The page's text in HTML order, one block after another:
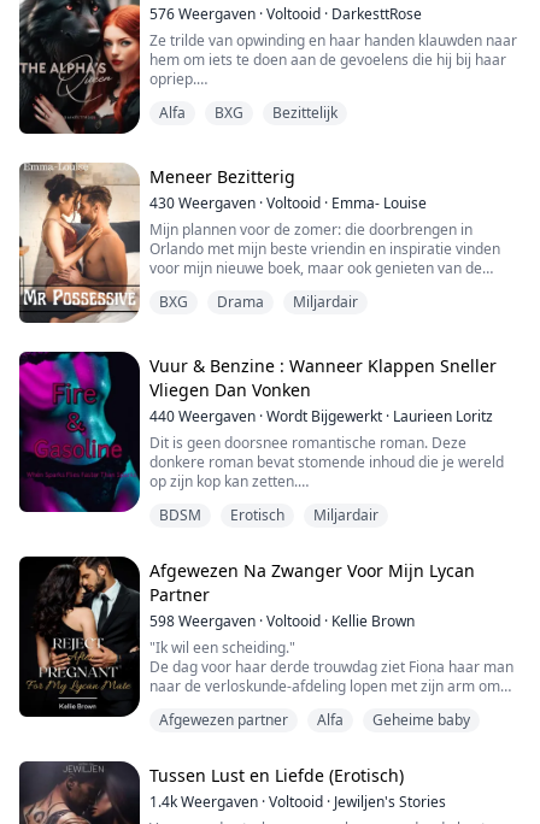
Joanna Clover's harde werk tijdens haar studie wierp
zijn vruchten af toen ze een baan als secretaresse
aangeboden kreeg bij haar droombedrijf, Dang...
576Weergaven ·Voltooid · DarkesttRose
Ze trilde van opwinding en haar handen klauwden naar
hem om iets te doen aan de gevoelens die hij bij haar
opriep.
Alex kuste de top van haar hoofd voordat hij haar shirt
zijn ogen te verbergen.
"Shh," fluisterde hij in haar oor, "ik zal je geen pijn doen,
laat me van je houden."
Alfa BXG Bezittelijk
Meneer Bezitterig
430Weergaven ·Voltooid · Emma- Louise
Mijn plannen voor de zomer: die doorbrengen in
Orlando met mijn beste vriendin en inspiratie vinden
voor mijn nieuwe boek, maar ook genieten van de
om iemand te ontmoeten omdat ik niet in de positie
door velen, maar hij schenkt zijn aandac...
BXG Drama Miljardair
Vuur & Benzine : Wanneer Klappen Sneller
Vliegen Dan Vonken
440Weergaven ·Wordt Bijgewerkt · Laurieen Loritz
Dit is geen doorsnee romantische roman. Deze
donkere roman bevat stomende inhoud die je wereld
op zijn kop kan zetten.
Een van je grootste fantasieën zou niet moeten zijn dat
Laat je baas je nooit leiden naar de duisternis, een hele
nieuwe wereld onthullend waarvan je nooit wist dat die
Laat je baas je opwinding nooit waarnemen en precies
weten ...
BDSM Erotisch Miljardair
Afgewezen Na Zwanger Voor Mijn Lycan
Partner
598Weergaven ·Voltooid · Kellie Brown
"Ik wil een scheiding."
De dag voor haar derde trouwdag ziet Fiona haar man
naar de verloskunde-afdeling lopen met zijn arm om
Met een gebroken hart verlaat Fiona Micah, haar man,
Tot Fiona's verbazing gaat Micah, nadat hij is
Afgewezen partner Alfa Geheime baby
Tussen Lust en Liefde (Erotisch)
1.4kWeergaven ·Voltooid · Jewiljen's Stories